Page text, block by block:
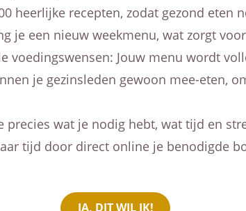
heerlijke recepten, zodat gezond eten
je een nieuw weekmenu, wat zorgt
voedingswensen: Jouw menu wordt
je gezinsleden gewoon mee-eten,
wat je nodig hebt, wat tijd en
tijd door direct online je benodigde
JA, DIT WIL IK!